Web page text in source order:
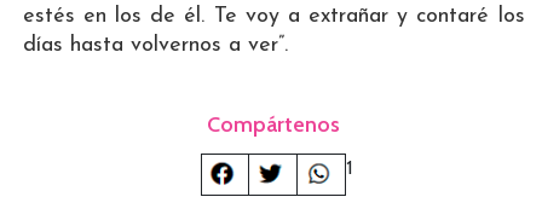
estés en los de él. Te voy a extrañar y contaré los
días hasta volvernos a ver”.
Compártenos
1